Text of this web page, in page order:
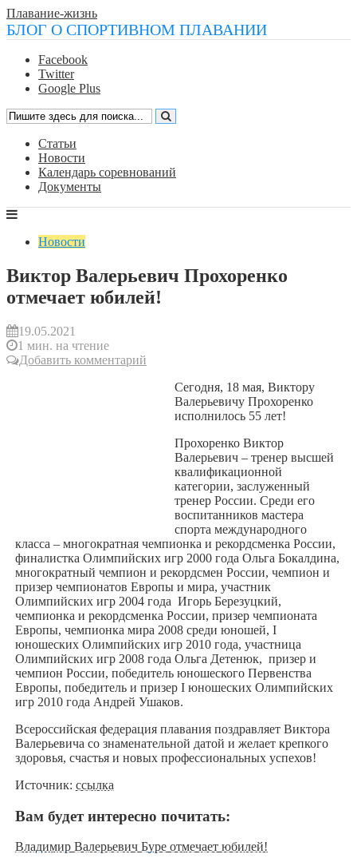
Плавание-жизнь
БЛОГ О СПОРТИВНОМ ПЛАВАНИИ
Facebook
Twitter
Google Plus
Статьи
Новости
Календарь соревнований
Документы
Новости
Виктор Валерьевич Прохоренко
отмечает юбилей!
19.05.2021
1 мин. на чтение
Добавить комментарий
Сегодня, 18 мая, Виктору
Валерьевичу Прохоренко
исполнилось 55 лет!
Прохоренко Виктор
Валерьевич – тренер высшей
квалификационной
категории, заслуженный
тренер России. Среди его
воспитанников мастера
спорта международного
класса – многократная чемпионка и рекордсменка России,
финалистка Олимпийских игр 2000 года Ольга Бокалдина,
многократный чемпион и рекордсмен России, чемпион и
призер чемпионатов Европы и мира, участник
Олимпийских игр 2004 года Игорь Березуцкий,
чемпионка и рекордсменка России, призер чемпионата
Европы, чемпионка мира 2008 среди юношей, I
юношеских Олимпийских игр 2010 года, участница
Олимпийских игр 2008 года Ольга Детенюк, призер и
чемпион России, победитель юношеского Первенства
Европы, победитель и призер I юношеских Олимпийских
игр 2010 года Андрей Ушаков.
Всероссийская федерация плавания поздравляет Виктора
Валерьевича со знаменательной датой и желает крепкого
здоровья, счастья и новых профессиональных успехов!
Источник: ссылка
Вам будет интересно почитать:
Владимир Валерьевич Буре отмечает юбилей!